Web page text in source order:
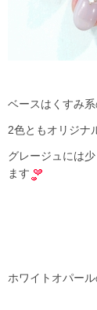
ベースはくすみ
2色ともオリジナ
グレージュには
ます
ホワイトオパー